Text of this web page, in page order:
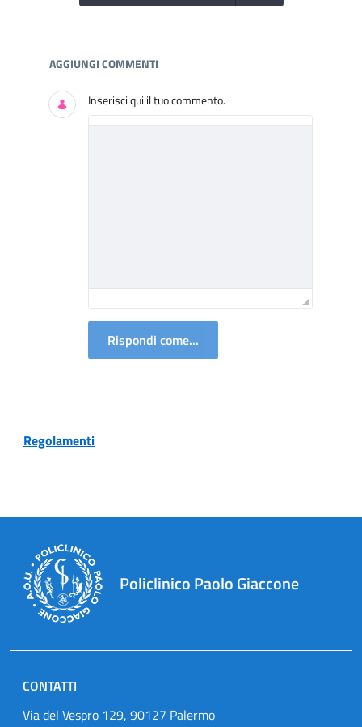
Documenti e Media
AGGIUNGI COMMENTI
Inserisci qui il tuo commento.
Rispondi come...
Regolamenti
Policlinico Paolo Giaccone
CONTATTI
Via del Vespro 129, 90127 Palermo